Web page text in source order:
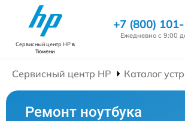
Сервисный центр HPв
Тюмени
+7 (800)
Ежедневно с 9:00
Сервисный центр HP Каталог
Ремонт ноутбука